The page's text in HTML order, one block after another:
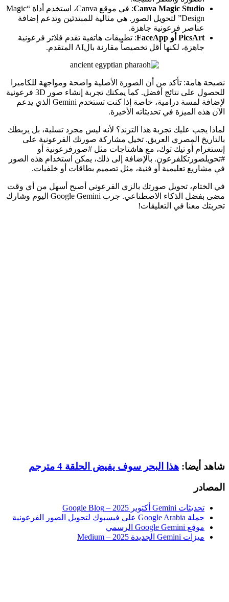
Canva Magic Studio
: في موقع Canva، استخدم أداة “Magic
Design” لتحويل الصور. هي مثالية للمبتدئين وتدعم إضافة
عناصر فرعونية جاهزة.
PicsArt أو FaceApp
: تطبيقات هاتفية تقدم فلاتر فرعونية
جاهزة، لكنها أقل تخصيصاً مقارنة بالAI المتقدم.
نصيحة هامة: تأكد من أن الصورة الأصلية واضحة ومواجهة للكاميرا
للحصول على نتائج أفضل. كما يمكنك تجربة إنشاء صور 3D فرعونية
لإضافة لمسة درامية، خاصة إذا كنت تستخدم Gemini الذي يدعم
الآن هذه الميزة في تحديثاته الأخيرة.
لماذا يجب عليك تجربة هذا الترند؟ لأنه ليس مجرد تسلية، بل يربطك
بالتاريخ المصري العريق. تخيل مشاركة صورتك الفرعونية على
إنستغرام أو تيك توك، مع هاشتاجات مثل #صورفرعونية أو
#تحويلصورتكلفرعون. بالإضافة إلى ذلك، يمكن استخدام هذه الصور
في مشاريع تعليمية أو فنية، مثل تصميم بطاقات أو خلفيات.
في الختام، تحويل صورتك بالزي الفرعوني أصبح أسهل من أي وقت
مضى بفضل الذكاء الاصطناعي. جرب Google Gemini اليوم وشارك
تجربتك معنا في التعليقات!
شاهد أيضا: هذا البحر سوف يفيض الحلقة 4 مترجم
المصادر
تحديثات Gemini أكتوبر 2025 – Google Blog
حملة Google Arabia على فيسبوك لتحويل الصور الفرعونية
موقع Google Gemini الرسمي
ميزات Gemini الجديدة 2025 – Medium